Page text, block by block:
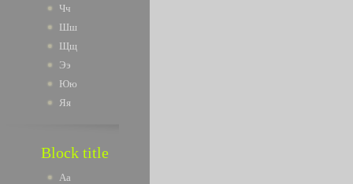
Чч
Шш
Щщ
Ээ
Юю
Яя
Block title
Аа